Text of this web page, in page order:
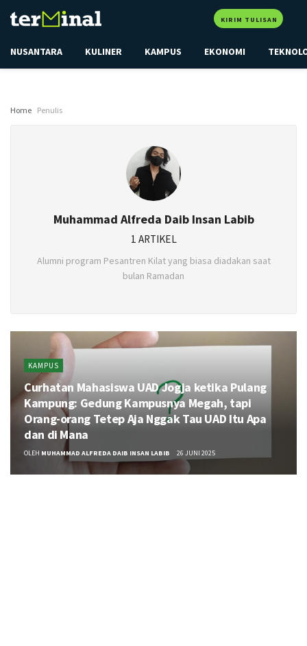
KIRIM TULISAN
NUSANTARA KULINER KAMPUS EKONOMI
Home Penulis
Muhammad Alfreda Daib Insan Labib
1 ARTIKEL
Alumni program Pesantren Kilat yang biasa diadakan saat
bulan Ramadan
KAMPUS
Curhatan Mahasiswa UAD Jogja ketika Pulang
Kampung: Gedung Kampusnya Megah, tapi
Orang-orang Tetep Aja Nggak Tau UAD Itu Apa
dan di Mana
OLEH MUHAMMAD ALFREDA DAIB INSAN LABIB 26 JUNI 2025